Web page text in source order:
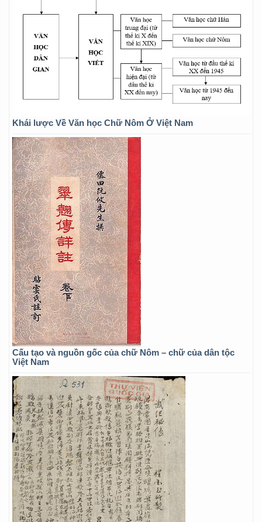
Khái lược Về Văn học Chữ Nôm Ở Việt Nam
Cấu tạo và nguồn gốc của chữ Nôm – chữ của dân tộc
Việt Nam